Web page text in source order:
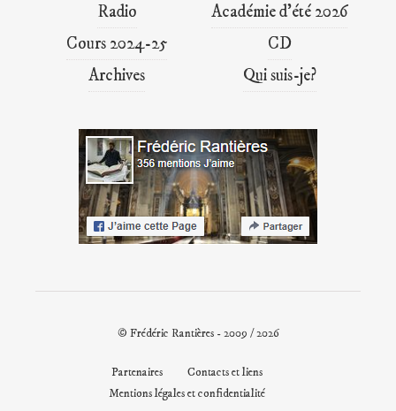
Radio
Académie d’été 2026
Cours 2024-25
CD
Archives
Qui suis-je?
© Frédéric Rantières - 2009 / 2026
Partenaires
Contacts et liens
Mentions légales et confidentialité